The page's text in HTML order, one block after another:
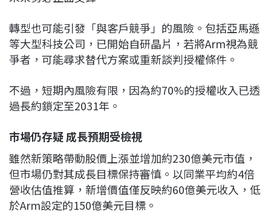
轉型也可能引發「與客戶競爭」的風險。包括亞馬遜
等大型科技公司，已開始自研晶片，若將Arm視為競
爭者，可能尋求替代方案或重新談判授權條件。
不過，短期內風險有限，因為約70%的授權收入已透
過長約鎖定至2031年。
市場仍存疑 成長預期受檢視
雖然新策略帶動股價上漲並增加約230億美元市值，
但市場仍對其成長目標保持審慎。以同業平均約4倍
營收估值推算，新增價值僅反映約60億美元收入，低
於Arm設定的150億美元目標。